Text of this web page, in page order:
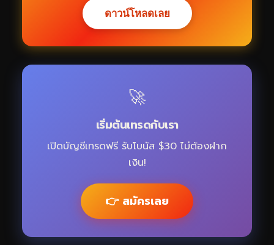
ดาวน์โหลดเลย
🚀
เริ่มต้นเทรดกับเรา
เปิดบัญชีเทรดฟรี รับโบนัส $30 ไม่ต้องฝาก
เงิน!
👉 สมัครเลย